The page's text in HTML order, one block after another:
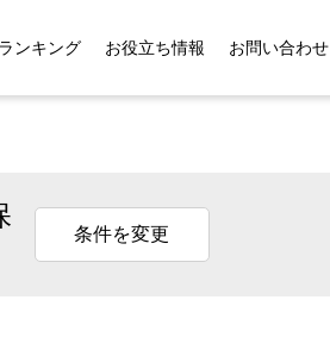
ンキング お役立ち情報 お問い合わせ
条件を変更